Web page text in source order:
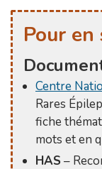
Pour
Centre
Rares
fiche
mots et en
HAS –